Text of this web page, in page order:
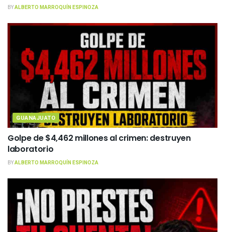
BYALBERTO MARROQUÍN ESPINOZA
GUANAJUATO
Golpe de $4,462 millones al crimen: destruyen
laboratorio
BYALBERTO MARROQUÍN ESPINOZA